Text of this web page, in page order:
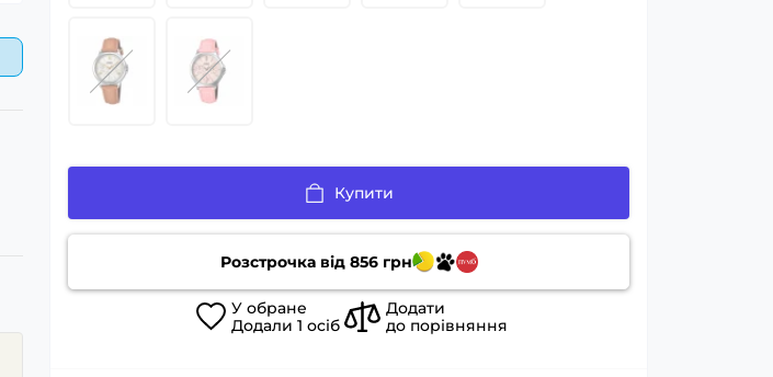
Купити
Розстрочка від 856грн
У обране
Додали 1 осіб
Додати
до порівняння